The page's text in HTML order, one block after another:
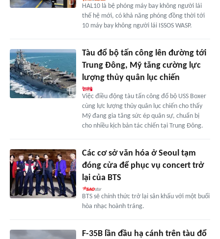
HAL10 là bệ phóng máy bay không người lái
thế hệ mới, có khả năng phóng đồng thời tới
10 máy bay không người lái ISSOS WASP.
Tàu đổ bộ tấn công lên đường tới
Trung Đông, Mỹ tăng cường lực
lượng thủy quân lục chiến
Việc điều động tàu tấn công đổ bộ USS Boxer
cùng lực lượng thủy quân lục chiến cho thấy
Mỹ đang gia tăng sức ép quân sự, chuẩn bị
cho nhiều kịch bản tác chiến tại Trung Đông.
Các cơ sở văn hóa ở Seoul tạm
đóng cửa để phục vụ concert trở
lại của BTS
BTS sẽ chính thức trở lại sân khấu với một buổi
hòa nhạc hoành tráng.
F-35B lần đầu hạ cánh trên tàu đổ